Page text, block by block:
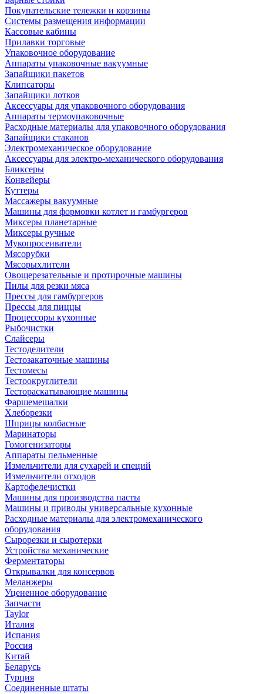
Покупательские тележки и корзины
Системы размещения информации
Кассовые кабины
Прилавки торговые
Упаковочное оборудование
Аппараты упаковочные вакуумные
Запайщики пакетов
Клипсаторы
Запайщики лотков
Аксессуары для упаковочного оборудования
Аппараты термоупаковочные
Расходные материалы для упаковочного оборудования
Запайщики стаканов
Электромеханическое оборудование
Аксессуары для электро-механического оборудования
Бликсеры
Конвейеры
Куттеры
Массажеры вакуумные
Машины для формовки котлет и гамбургеров
Миксеры планетарные
Миксеры ручные
Мукопросеиватели
Мясорубки
Мясорыхлители
Овощерезательные и протирочные машины
Пилы для резки мяса
Прессы для гамбургеров
Прессы для пиццы
Процессоры кухонные
Рыбочистки
Слайсеры
Тестоделители
Тестозакаточные машины
Тестомесы
Тестоокруглители
Тестораскатывающие машины
Фаршемешалки
Хлеборезки
Шприцы колбасные
Маринаторы
Гомогенизаторы
Аппараты пельменные
Измельчители для сухарей и специй
Измельчители отходов
Картофелечистки
Машины для производства пасты
Машины и приводы универсальные кухонные
Расходные материалы для электромеханического
оборудования
Сырорезки и сыротерки
Устройства механические
Ферментаторы
Открывалки для консервов
Меланжеры
Уцененное оборудование
Запчасти
Taylor
Италия
Испания
Россия
Китай
Беларусь
Турция
Соединенные штаты